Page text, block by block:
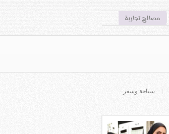
مصالح تجارية
سياحة وسفر